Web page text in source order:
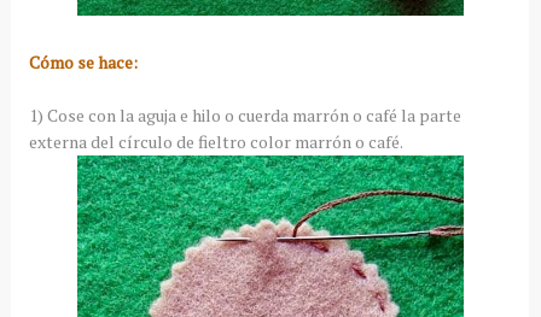
Cómo se hace:
1) Cose con la aguja e hilo o cuerda marrón o café la parte
externa del círculo de fieltro color marrón o café.